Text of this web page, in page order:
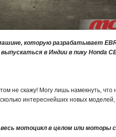
которую разрабатывает
в Индии в пику Honda
не скажу! Могу лишь намекнуть, что
интереснейших новых
мотоцикл в целом или моторы